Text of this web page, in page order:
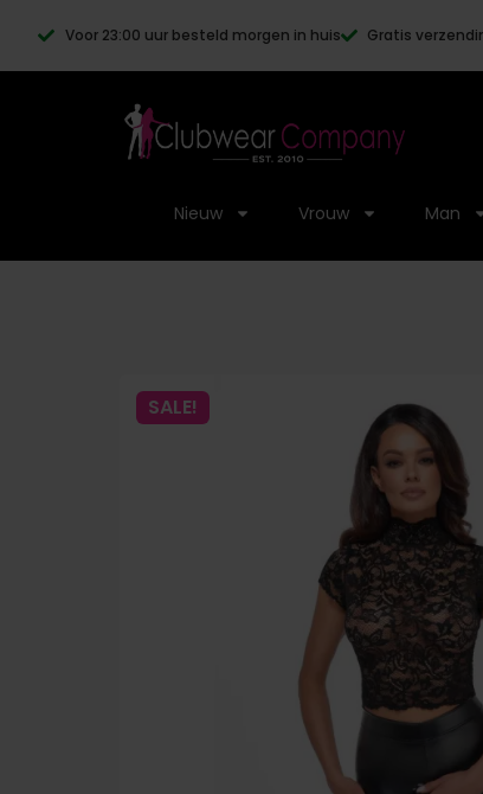
Voor 23:00 uur besteld morgen in huis Gratis
Nieuw Vrouw Man
SALE!